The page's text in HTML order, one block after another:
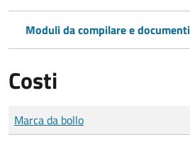
Moduli da compilare e
Costi
Tipo di pagamento
Importo
Marca da bollo